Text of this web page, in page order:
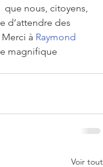
nous, citoyens,
d’attendre des
à Raymond
magnifique
Voir tout